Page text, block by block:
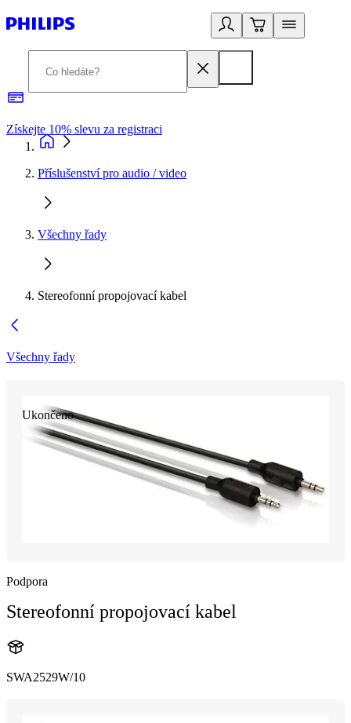
Získejte 10% slevu za registraci
Příslušenství pro audio / video
Všechny řady
Stereofonní propojovací kabel
Všechny řady
Ukončeno
Podpora
Stereofonní propojovací kabel
SWA2529W/10